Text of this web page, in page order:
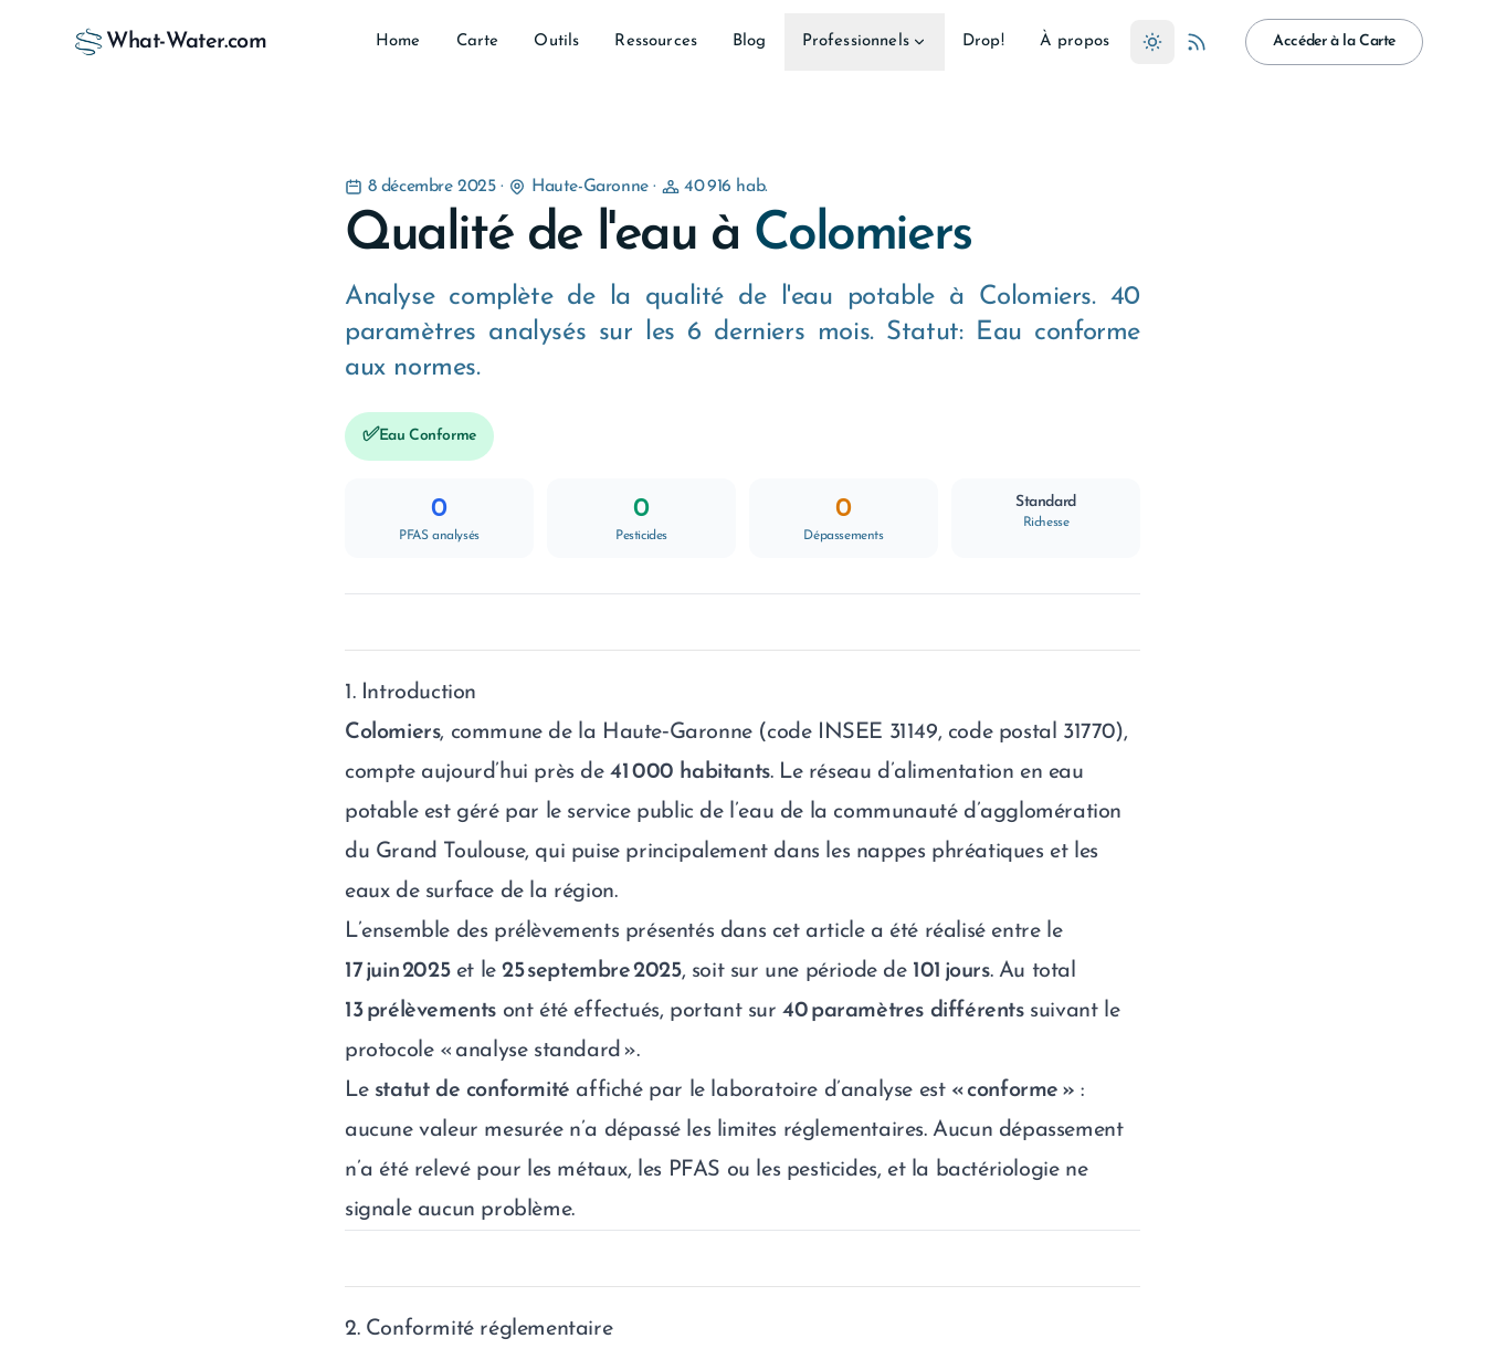
What-Water.com Home Carte Outils Ressources Blog Professionnels Drop! À propos Accéder à la Carte
8 décembre 2025· Haute-Garonne· 40 916 hab.
Qualité de l'eau à Colomiers
Analyse complète de la qualité de l'eau potable à Colomiers. 40
paramètres analysés sur les 6 derniers mois. Statut: Eau conforme
aux normes.
✅Eau Conforme
0
PFAS analysés
0
Pesticides
0
Dépassements
Standard
Richesse
1. Introduction
Colomiers, commune de la Haute‑Garonne (code INSEE 31149, code postal 31770),
compte aujourd’hui près de41 000 habitants. Le réseau d’alimentation en eau
potable est géré par le service public de l’eau de la communauté d’agglomération
du Grand Toulouse, qui puise principalement dans les nappes phréatiques et les
eaux de surface de la région.
L’ensemble des prélèvements présentés dans cet article a été réalisé entre le
17 juin 2025et le25 septembre 2025, soit sur une période de 101 jours. Au total
13 prélèvements ont été effectués, portant sur40 paramètres différentssuivant le
protocole « analyse standard ».
Le statut de conformité affiché par le laboratoire d’analyse est « conforme » :
aucune valeur mesurée n’a dépassé les limites réglementaires. Aucun dépassement
n’a été relevé pour les métaux, les PFAS ou les pesticides, et la bactériologie ne
signale aucun problème.
2. Conformité réglementaire